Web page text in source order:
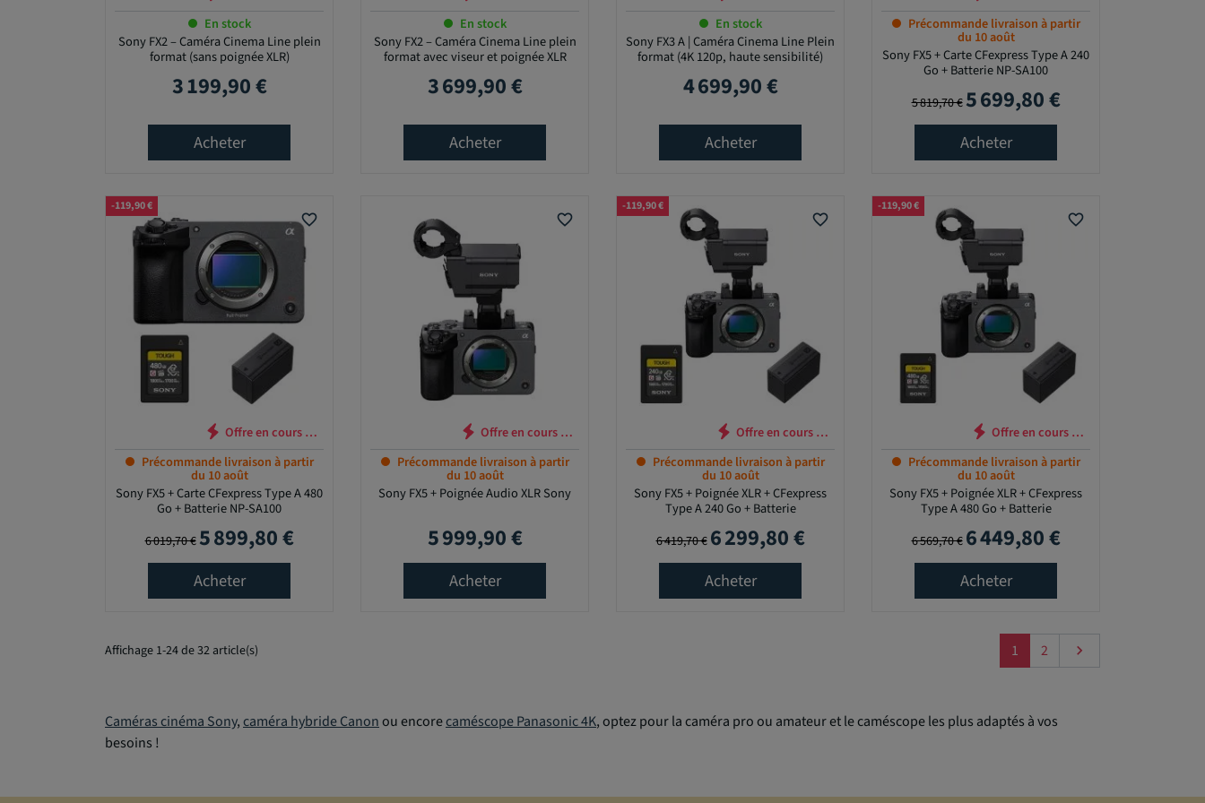
En stock
Sony FX2 – Caméra Cinema Line plein
format (sans poignée XLR)
Prix
3 199,90 €
Acheter
En stock
Sony FX2 – Caméra Cinema Line plein
format avec viseur et poignée XLR
Prix
3 699,90 €
Acheter
En stock
Sony FX3 A | Caméra Cinema Line Plein
format (4K 120p, haute sensibilité)
Prix
4 699,90 €
Acheter
Précommande livraison à partir
du 10 août
Sony FX5 + Carte CFexpress Type A 240
Go + Batterie NP-SA100
Prix de base
5 819,70 € Prix
5 699,80 €
Acheter
favorite_border
Précommande livraison à partir
du 10 août
Sony FX5 + Carte CFexpress Type A 480
Go + Batterie NP-SA100
Prix de base
6 019,70 € Prix
5 899,80 €
Acheter
-119,90 €
favorite_border
Offre en cours …
Précommande livraison à partir
du 10 août
Sony FX5 + Poignée Audio XLR Sony
Prix
5 999,90 €
Acheter
favorite_border
Offre en cours …
Précommande livraison à partir
du 10 août
Sony FX5 + Poignée XLR + CFexpress
Type A 240 Go + Batterie
Prix de base
6 419,70 € Prix
6 299,80 €
Acheter
-119,90 €
favorite_border
Offre en cours …
Précommande livraison à partir
du 10 août
Sony FX5 + Poignée XLR + CFexpress
Type A 480 Go + Batterie
Prix de base
6 569,70 € Prix
6 449,80 €
Acheter
-119,90 €
Affichage 1-24 de 32 article(s) 1 2 Suivant

Caméras cinéma Sony,caméra hybride Canonou encorecaméscope Panasonic 4K, optez pour la caméra pro ou amateur et le caméscope les plus adaptés à vos
besoins !